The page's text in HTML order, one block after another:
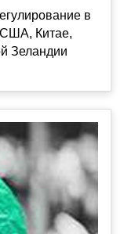
в
США, Китае,
Зеландии